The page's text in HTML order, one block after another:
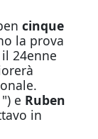
cinque
la prova
24enne
e Ruben
in